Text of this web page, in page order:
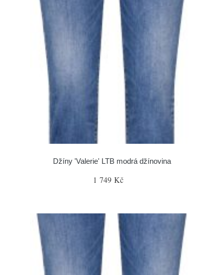
Džíny 'Valerie' LTB modrá džínovina
1 749 Kč